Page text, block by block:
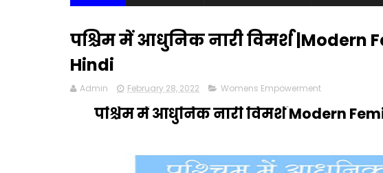
पश्चिम में आधुनिक नारी विमर्श |Modern
Hindi
Admin February 28, 2022 Womens Empowerment
पश्चिम में आधुनिक नारी विमर्श Modern